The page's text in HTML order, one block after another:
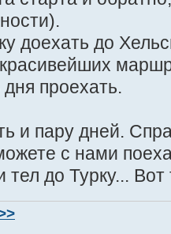
доехать до
проехать.
и пару дней.
с нами
тел до Турку...